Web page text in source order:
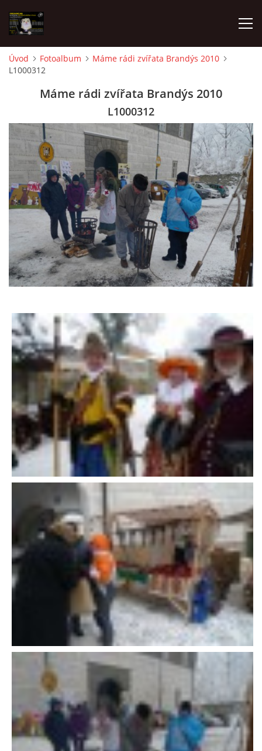
AKTUALITY
K ADOPCI
V PÉČI
VIRTUÁLNÍ ADOPCE
V NOVÝCH DOMOVECH
PODMÍNKY PŘEVZETÍ FRETKY.
O FRETCE
O FRETCE
PÉČE O FRETKU
CHCI SI POŘÍDIT FRETKU
VÝCHOVA FRETKY
NEMOCI FRETEK
JAK FRETKA BYDLÍ
CESTOVÁNÍ S FRETKOU
JEDNA ČÍ VÍCE FRETEK?
KASTRACE
STRAVA
Úvod Fotoalbum
Máme rádi zvířata Brandýs 2010
L1000312
Máme rádi zvířata Brandýs 2010
L1000312